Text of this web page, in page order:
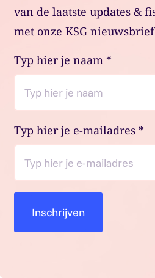
van de laatste updates &
met onze KSG
Typ hier je naam *
Typ hier je e-mailadres *